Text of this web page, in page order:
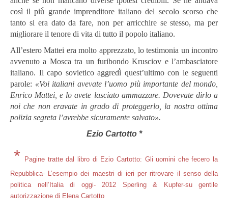
così il più̀ grande imprenditore italiano del secolo scorso che
tanto si era dato da fare, non per arricchire se stesso, ma per
migliorare il tenore di vita di tutto il popolo italiano.
All’estero Mattei era molto apprezzato, lo testimonia un incontro
avvenuto a Mosca tra un furibondo Krusciov e l’ambasciatore
italiano. Il capo sovietico aggredì̀ quest’ultimo con le seguenti
parole: «Voi italiani avevate l’uomo più importante del mondo,
Enrico Mattei, e lo avete lasciato ammazzare. Dovevate dirlo a
noi che non eravate in grado di proteggerlo, la nostra ottima
polizia segreta l’avrebbe sicuramente salvato».
Ezio Cartotto *
*
Pagine tratte dal libro di Ezio Cartotto: Gli uomini che fecero la
Repubblica- L’esempio dei maestri di ieri per ritrovare il senso della
politica nell’Italia di oggi- 2012 Sperling & Kupfer-su gentile
autorizzazione di Elena Cartotto